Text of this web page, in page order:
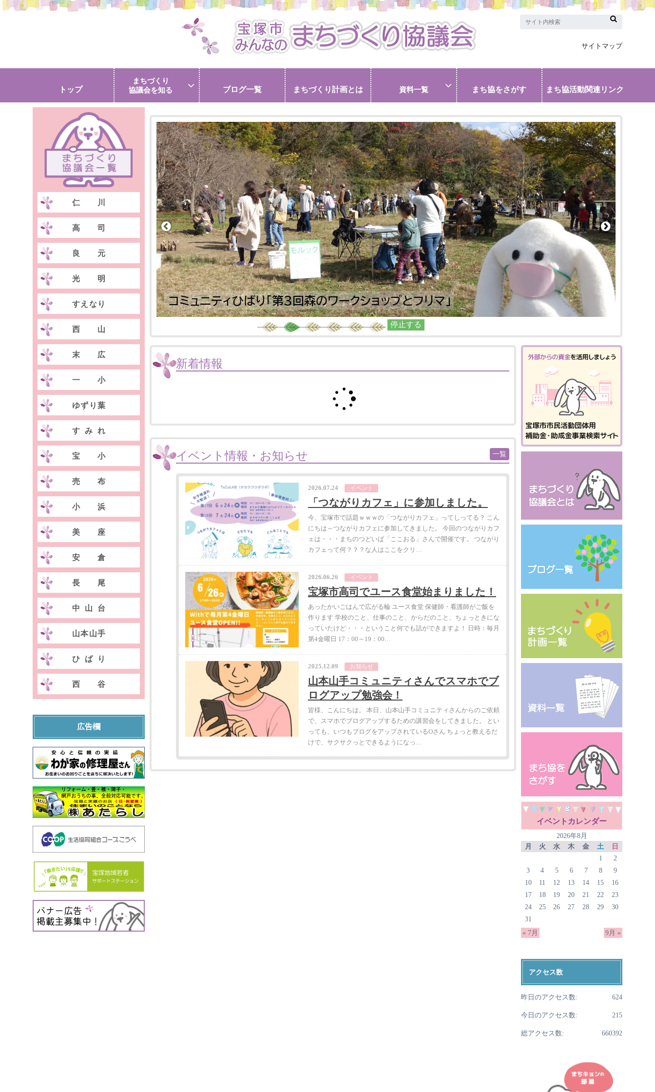
サイトマップ
トップ
まちづくり
協議会を知る
ブログ一覧 まちづくり計画とは 資料一覧 まち協をさがす まち協活動関連リンク
停止する
新着情報
イベント情報・お知らせ 一覧
2026.07.24 イベント
「つながりカフェ」に参加しました。
今、宝塚市で話題ｗｗｗの「つながりカフェ」ってしってる？ こん
にちは～つながりカフェに参加してきました。 今回のつながりカフ
ェは・・・まちのつどいば「ここおる」さんで開催です。 つながり
カフェって何？？？な人はここをクリ…
2026.06.26 イベント
宝塚市高司でユース食堂始まりました！
あったかいごはんで広がる輪 ユース食堂 保健師・看護師がご飯を
作ります 学校のこと、仕事のこと、からだのこと、ちょっときにな
っていたけど・・・ということ何でも話ができますよ！ 日時：毎月
第4金曜日 17：00～19：00…
2025.12.09 お知らせ
山本山手コミュニティさんでスマホでブ
ログアップ勉強会！
皆様、こんにちは。 本日、山本山手コミュニティさんからのご依頼
で、スマホでブログアップするための講習会をしてきました。 とい
っても、いつもブログをアップされているOさん ちょっと教えるだ
けで、サクサクっとできるようになっ…
イベントカレンダー
2026年8月
月
火 水 木 金 土
日
1
2
3
4 5 6 7 8
9
10
11 12 13 14 15
16
17
18 19 20 21 22
23
24
25 26 27 28 29
30
31
« 7月
9月 »
アクセス数
昨日のアクセス数: 624
今日のアクセス数: 215
総アクセス数: 660392
仁川
高司
良元
光明
すえなり
西山
末広
一小
ゆずり葉
すみれ
宝小
売布
小浜
美座
安倉
長尾
中山台
山本山手
ひばり
西谷
広告欄